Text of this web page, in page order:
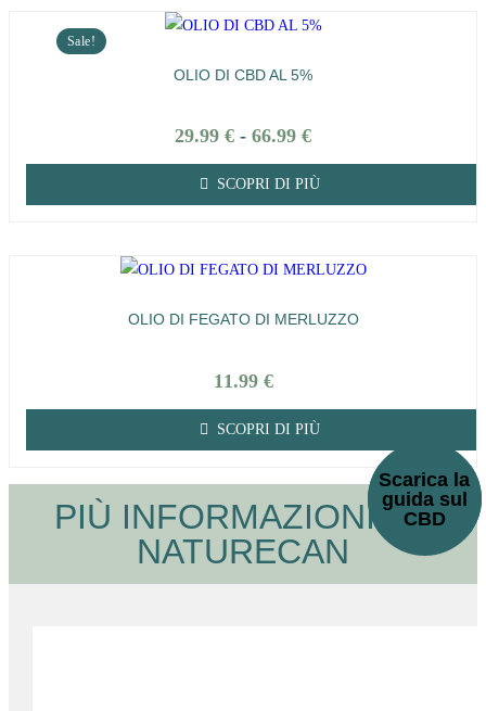
Scarica la
guida sul
CBD
OLIO DI CBD AL 5%
Sale!
29.99 € - 66.99 €
SCOPRI DI PIÙ
OLIO DI FEGATO DI MERLUZZO
11.99 €
SCOPRI DI PIÙ
PIÙ INFORMAZIONI SU
NATURECAN